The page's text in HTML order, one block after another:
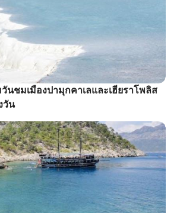
นชมเมืองปามุกคาเลและเฮียราโพลิส
วัน